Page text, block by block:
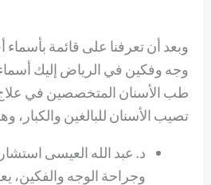
وبعد أن تعرفنا على قائمة
وجه وفكين في الرياض إليك
طب الأسنان المتخصصين في
تصيب الأسنان للبالغين والكبار،
د. عبد الله العيسى
وجراحة الوجه والفكين،